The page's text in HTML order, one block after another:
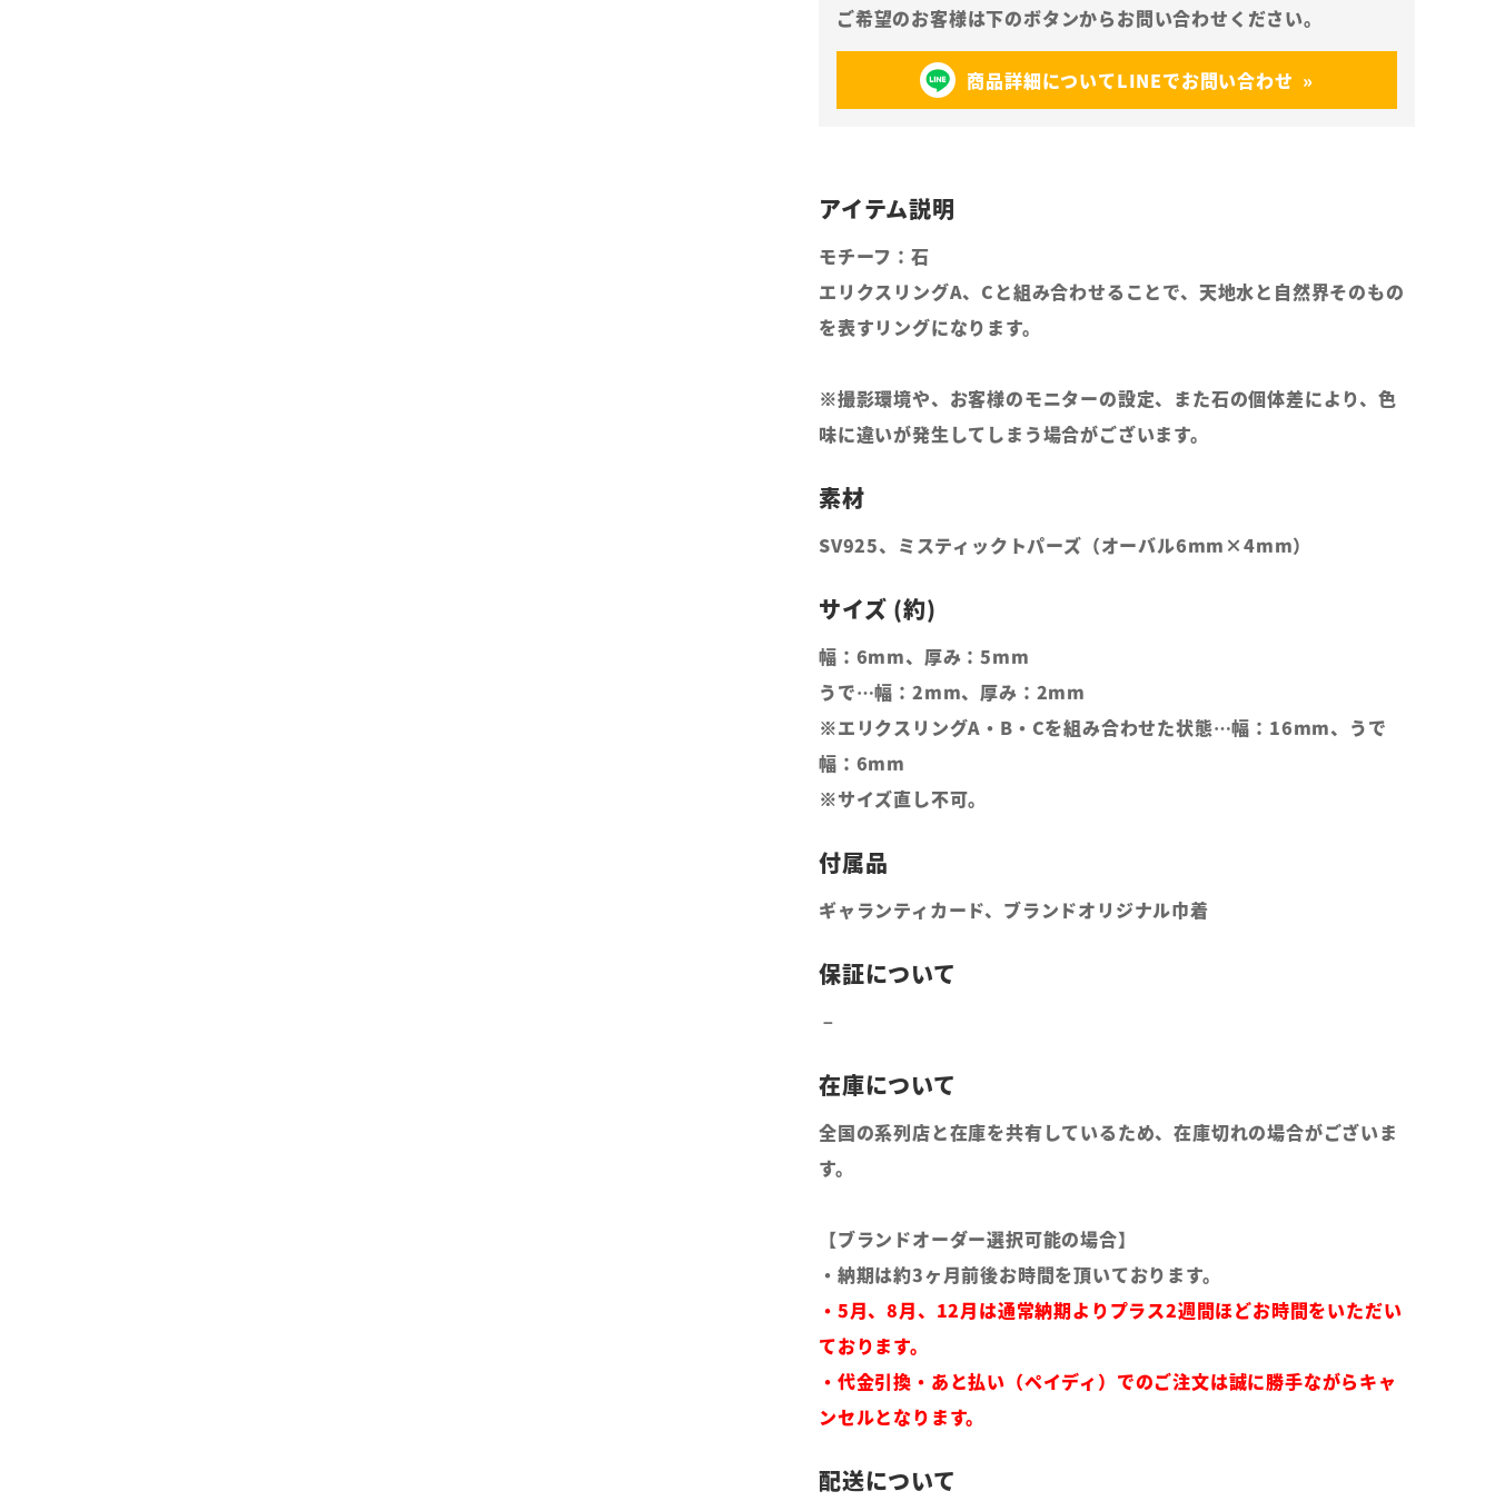
商品詳細についてLINEでお問い合わせ
モチーフ：石
エリクスリングA、Cと組み合わせることで、天地水と自然界そのもの
を表すリングになります。
※撮影環境や、お客様のモニターの設定、また石の個体差により、色
味に違いが発生してしまう場合がございます。
SV925、ミスティックトパーズ（オーバル6mm×4mm）
幅：6mm、厚み：5mm
うで…幅：2mm、厚み：2mm
※エリクスリングA・B・Cを組み合わせた状態…幅：16mm、うで
幅：6mm
※サイズ直し不可。
ギャランティカード、ブランドオリジナル巾着
全国の系列店と在庫を共有しているため、在庫切れの場合がございま
す。
【ブランドオーダー選択可能の場合】
・納期は約3ヶ月前後お時間を頂いております。
・5月、8月、12月は通常納期よりプラス2週間ほどお時間をいただい
ております。
・代金引換・あと払い（ペイディ）でのご注文は誠に勝手ながらキャ
ンセルとなります。